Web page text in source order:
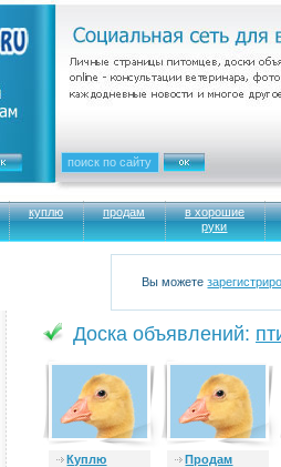
куплю продам
в хорошие
руки
Вы можете
Доска объявлений:
Куплю Продам